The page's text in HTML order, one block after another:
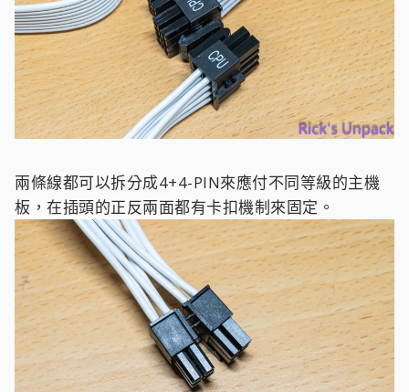
兩條線都可以拆分成4+4-PIN來應付不同等級的主機
板，在插頭的正反兩面都有卡扣機制來固定。